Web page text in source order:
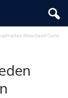
Showband Corio